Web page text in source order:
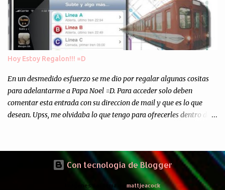
transmision es el Domingo 2 de diciembre a las 21:00 hs. Me
parecio muy interesante, no creo que lo pueda ver por la hora, asi
que los comentarios los dejo en sus manos...
Hoy Estoy Regalon!!! =D
En un desmedido esfuerzo se me dio por regalar algunas cositas
para adelantarme a Papa Noel =D. Para acceder solo deben
comentar esta entrada con su direccion de mail y que es lo que
desean. Upss, me olvidaba lo que tengo para ofrecerles dentro de
del Sr. Angel Traversi de AMT Desarrollos * 7 Invitaciones para
Google Wave , si bien ya son muchas las que estan dando vueltas,
nunca estan de mas. (*) Sobre Subtes y Algo Mas : La forma más
fácil de conocer el Subte de la Ciudad de Buenos Aires Sabias que
Con tecnología de Blogger
Imágenes del tema de mattjeacock